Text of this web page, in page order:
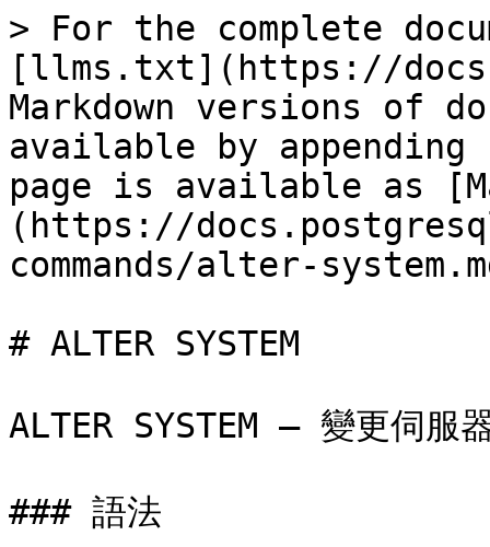
> For the complete
[llms.txt](https://
Markdown versions of
available by
page is available as
(https://
commands/alter-
# ALTER SYSTEM
ALTER SYSTEM — 變更伺服
### 語法